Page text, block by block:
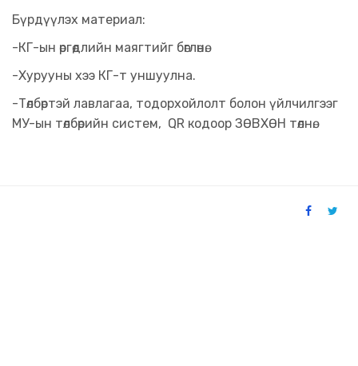
Бүрдүүлэх материал:
-КГ-ын өргөдлийн маягтийг бөглөнө.
-Хурууны хээ КГ-т уншуулна.
-Төлбөртэй лавлагаа, тодорхойлолт болон үйлчилгээг
МУ-ын төлбөрийн систем, QR кодоор ЗӨВХӨН төлнө.